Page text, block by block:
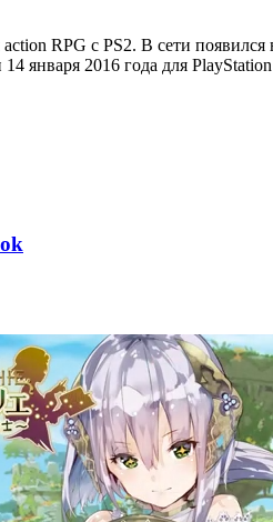
RPG с PS2. В сети
января 2016 года для